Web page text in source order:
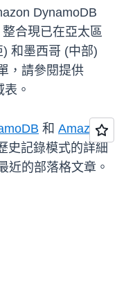
DynamoDB
合現已在亞太區
和墨西哥 (中部)
，請參閱提供
。
和 Amazon
史記錄模式的詳細
近的部落格文章。